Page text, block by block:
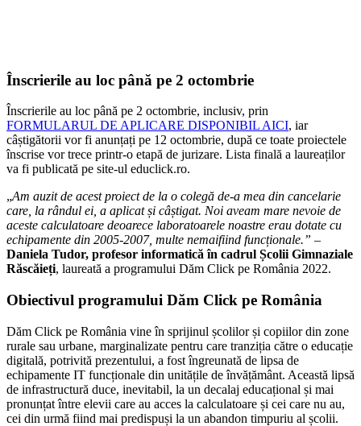
Înscrierile au loc până pe 2 octombrie
Înscrierile au loc până pe 2 octombrie, inclusiv, prin
FORMULARUL DE APLICARE DISPONIBIL AICI, iar
câștigătorii vor fi anunțați pe 12 octombrie, după ce toate proiectele
înscrise vor trece printr-o etapă de jurizare. Lista finală a laureaților
va fi publicată pe site-ul educlick.ro.
„Am auzit de acest proiect de la o colegă de-a mea din cancelarie
care, la rândul ei, a aplicat și câștigat. Noi aveam mare nevoie de
aceste calculatoare deoarece laboratoarele noastre erau dotate cu
echipamente din 2005-2007, multe nemaifiind funcționale.” –
Daniela Tudor, profesor informatică în cadrul Școlii Gimnaziale
Răscăieți, laureată a programului Dăm Click pe România 2022.
Obiectivul programului Dăm Click pe România
Dăm Click pe România vine în sprijinul școlilor și copiilor din zone
rurale sau urbane, marginalizate pentru care tranziția către o educație
digitală, potrivită prezentului, a fost îngreunată de lipsa de
echipamente IT funcționale din unitățile de învățământ. Această lipsă
de infrastructură duce, inevitabil, la un decalaj educațional și mai
pronunțat între elevii care au acces la calculatoare și cei care nu au,
cei din urmă fiind mai predispuși la un abandon timpuriu al școlii.